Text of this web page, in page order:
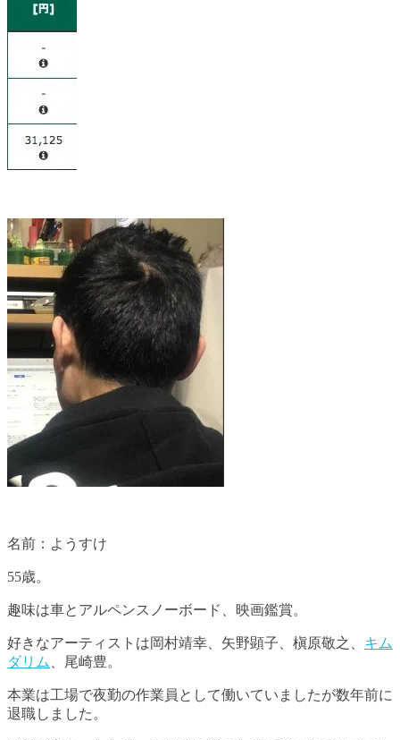
名前：ようすけ
55歳。
趣味は車とアルペンスノーボード、映画鑑賞。
好きなアーティストは岡村靖幸、矢野顕子、槇原敬之、 キム
ダリム
、尾崎豊。
本業は工場で夜勤の作業員として働いていましたが数年前に
退職しました。